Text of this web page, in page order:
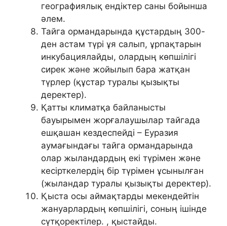
географиялық ендіктер саны бойынша
әлем.
Тайга ормандарында құстардың 300-
ден астам түрі ұя салып, ұрпақтарын
инкубациялайды, олардың көпшілігі
сирек және жойылып бара жатқан
түрлер (құстар туралы қызықты
деректер).
Қатты климатқа байланысты
бауырымен жорғалаушылар тайгада
ешқашан кездеспейді – Еуразия
аумағындағы тайга ормандарында
олар жыландардың екі түрімен және
кесірткелердің бір түрімен ұсынылған
(жыландар туралы қызықты деректер).
Қыста осы аймақтарды мекендейтін
жануарлардың көпшілігі, соның ішінде
сүтқоректілер. , қыстайды.